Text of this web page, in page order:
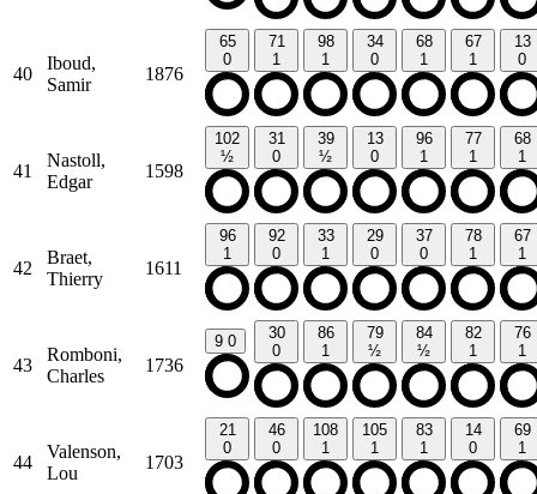
40
Iboud,
Samir
1876
65
0
71
1
98
1
34
0
68
1
67
1
13
0
41
Nastoll,
Edgar
1598
102
½
31
0
39
½
13
0
96
1
77
1
68
1
42
Braet,
Thierry
1611
96
1
92
0
33
1
29
0
37
0
78
1
67
1
43
Romboni,
Charles
1736
9 0
30
0
86
1
79
½
84
½
82
1
76
1
44
Valenson,
Lou
1703
21
0
46
0
108
1
105
1
83
1
14
0
69
1